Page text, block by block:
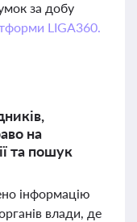
за добу
LIGA360.
на
та пошук
інформацію
влади, де